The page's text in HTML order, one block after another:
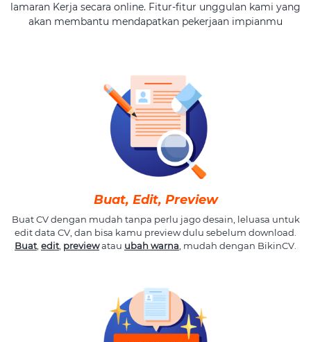
lamaran Kerja secara online. Fitur-fitur unggulan kami yang
akan membantu mendapatkan pekerjaan impianmu
Buat, Edit, Preview
Buat CV dengan mudah tanpa perlu jago desain, leluasa untuk
edit data CV, dan bisa kamu preview dulu sebelum download.
Buat, edit, previewatau ubah warna, mudah dengan BikinCV.